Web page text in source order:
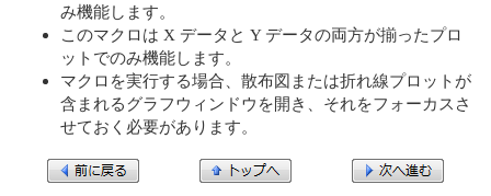
み機能します。
このマクロは X データと Y データの両方が揃ったプロ
ットでのみ機能します。
マクロを実行する場合、散布図または折れ線プロットが
含まれるグラフウィンドウを開き、それをフォーカスさ
せておく必要があります。